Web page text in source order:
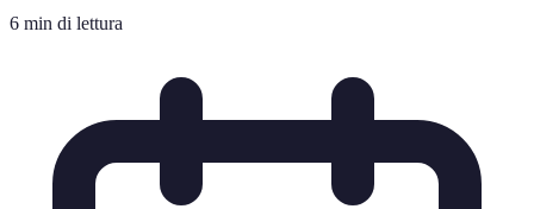
6 min di lettura